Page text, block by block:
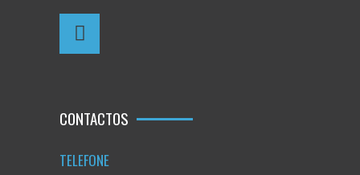
CONTACTOS
TELEFONE